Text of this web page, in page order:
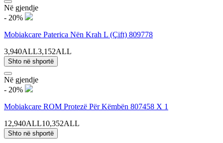
Në gjendje
- 20%
Mobiakcare Paterica Nën Krah L (Çift) 809778
3,940ALL3,152ALL
Shto në shportë
Në gjendje
- 20%
Mobiakcare ROM Protezë Për Këmbën 807458 X 1
12,940ALL10,352ALL
Shto në shportë